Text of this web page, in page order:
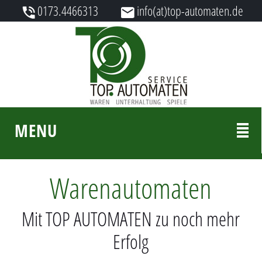
0173.4466313 info(at)top-automaten.de
MENU
Warenautomaten
Mit TOP AUTOMATEN zu noch mehr
Erfolg